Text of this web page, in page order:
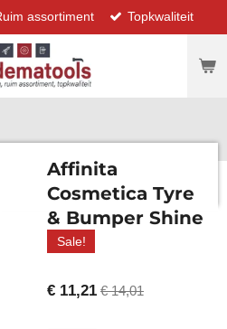
assortiment Topkwaliteit
Affinita
Cosmetica Tyre
& Bumper Shine
Sale!
€ 11,21 € 14,01